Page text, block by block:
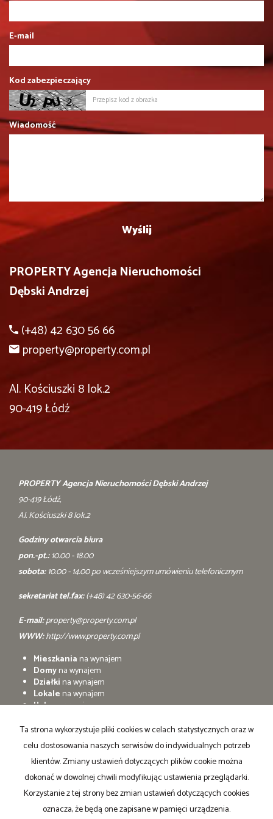
E-mail
Kod zabezpieczający
Wiadomość
PROPERTY Agencja Nieruchomości
Dębski Andrzej
(+48) 42 630 56 66
property@property.com.pl
Al. Kościuszki 8 lok.2
90-419 Łódź
PROPERTY Agencja Nieruchomości Dębski Andrzej
90-419 Łódź,
Al. Kościuszki 8 lok.2
Godziny otwarcia biura
pon.-pt.:10.00 - 18.00
sobota:10.00 - 14.00 po wcześniejszym umówieniu telefonicznym
sekretariat tel.fax:(+48) 42 630-56-66
E-mail:property@property.com.pl
WWW:http://www.property.com.pl
Mieszkania na wynajem
Domyna wynajem
Działki na wynajem
Lokale na wynajem
Halena wynajem
Mieszkania
na sprzedaż
Domyna sprzedaż
Działkina sprzedaż
Lokalena sprzedaż
Halena sprzedaż
Obiektyna sprzedaż
Ta strona wykorzystuje pliki cookies w celach statystycznych oraz w
celu dostosowania naszych serwisów do indywidualnych potrzeb
klientów. Zmiany ustawień dotyczących plików cookie można
dokonać w dowolnej chwili modyfikując ustawienia przeglądarki.
Korzystanie z tej strony bez zmian ustawień dotyczących cookies
oznacza, że będą one zapisane w pamięci urządzenia.